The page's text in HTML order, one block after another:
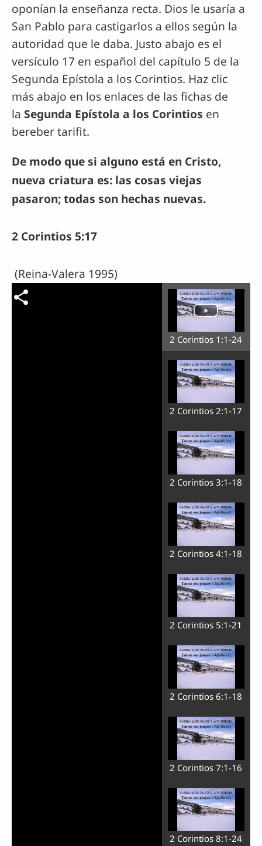
oponían la enseñanza recta. Dios le usaría a
San Pablo para castigarlos a ellos según la
autoridad que le daba. Justo abajo es el
versículo 17 en español del capítulo 5 de la
Segunda Epístola a los Corintios. Haz clic
más abajo en los enlaces de las fichas de
la Segunda Epístola a los Corintios en
bereber tarifit.
De modo que si alguno está en Cristo,
nueva criatura es: las cosas viejas
pasaron; todas son hechas nuevas.
2 Corintios 5:17
(Reina-Valera 1995)
2 Corintios 1:1-24
2 Corintios 2:1-17
2 Corintios 3:1-18
2 Corintios 4:1-18
2 Corintios 5:1-21
2 Corintios 6:1-18
2 Corintios 7:1-16
2 Corintios 8:1-24